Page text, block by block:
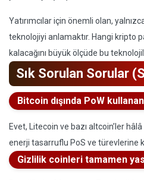
Yatırımcılar için önemli olan,
teknolojiyi anlamaktır. Hangi kripto
kalacağını büyük ölçüde bu
Sık Sorulan Sorular
Bitcoin dışında PoW
Evet, Litecoin ve bazı altcoin’ler
enerji tasarruflu PoS ve türevlerine
Gizlilik coinleri tamamen